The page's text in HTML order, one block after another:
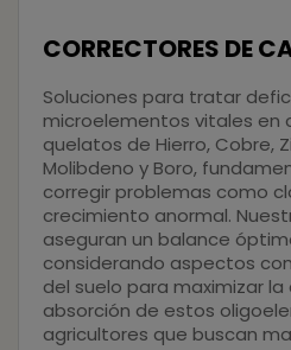
CORRECTORES DE
Soluciones para tratar
microelementos vitales en
quelatos de Hierro, Cobre,
Molibdeno y Boro,
corregir problemas como
crecimiento anormal.
aseguran un balance
considerando aspectos
del suelo para maximizar
absorción de estos
agricultores que buscan